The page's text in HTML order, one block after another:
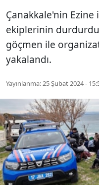
Çanakkale'nin
ekiplerinin
göçmen ile
yakalandı.
Yayınlanma:25 Şubat 2024 -